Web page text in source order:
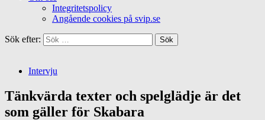
Integritetspolicy
Angående cookies på svip.se
Sök efter:
Intervju
Tänkvärda texter och spelglädje är det
som gäller för Skabara